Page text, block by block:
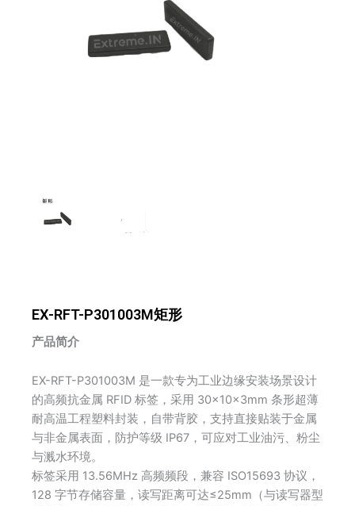
EX-RFT-P301003M矩形
产品简介
EX-RFT-P301003M 是一款专为工业边缘安装场景设计
的高频抗金属 RFID 标签，采用 30×10×3mm 条形超薄
耐高温工程塑料封装，自带背胶，支持直接贴装于金属
与非金属表面，防护等级 IP67，可应对工业油污、粉尘
与溅水环境。
标签采用 13.56MHz 高频频段，兼容 ISO15693 协议，
128 字节存储容量，读写距离可达≤25mm（与读写器型